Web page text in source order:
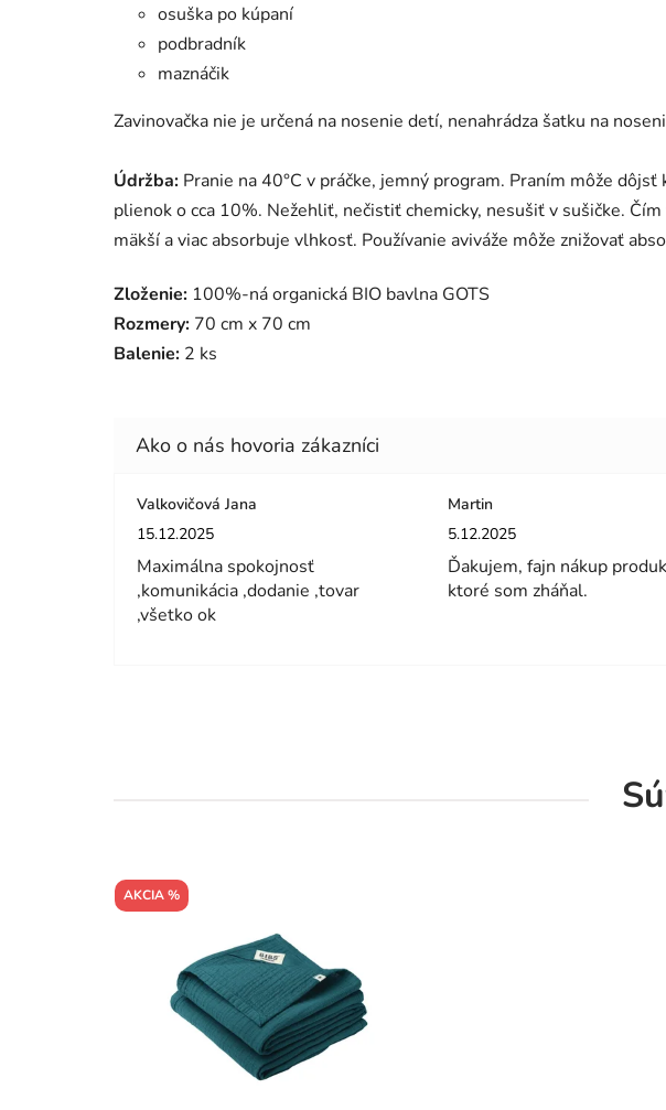
osuška po kúpaní
podbradník
maznáčik
Zavinovačka nie je určená na nosenie detí, nenahrádza šatku na
Údržba: Pranie na 40°C v práčke, jemný program. Praním môže
plienok o cca 10%. Nežehliť, nečistiť chemicky, nesušiť v sušičke.
mäkší a viac absorbuje vlhkosť. Používanie aviváže môže znižovať
Zloženie: 100%-ná organická BIO bavlna GOTS
Rozmery: 70 cm x 70 cm
Balenie: 2 ks
Valkovičová Jana
Hodnotenie obchodu je 5 z 5 hviezdičiek.
15.12.2025
Maximálna spokojnosť
,komunikácia ,dodanie ,tovar
,všetko ok
Martin
Hodnotenie obchodu je 5 z 5
5.12.2025
Ďakujem, fajn nákup
ktoré som zháňal.
AKCIA %